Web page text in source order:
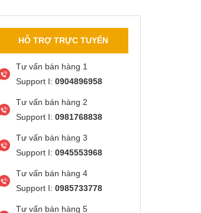
HỖ TRỢ TRỰC TUYẾN
Tư vấn bán hàng 1
Support I: 0904896958
Tư vấn bán hàng 2
Support I: 0981768838
Tư vấn bán hàng 3
Support I: 0945553968
Tư vấn bán hàng 4
Support I: 0985733778
Tư vấn bán hàng 5